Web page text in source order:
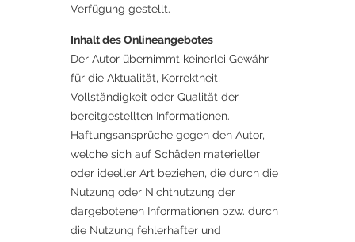
Verfügung gestellt.
Inhalt des Onlineangebotes
Der Autor übernimmt keinerlei Gewähr
für die Aktualität, Korrektheit,
Vollständigkeit oder Qualität der
bereitgestellten Informationen.
Haftungsansprüche gegen den Autor,
welche sich auf Schäden materieller
oder ideeller Art beziehen, die durch die
Nutzung oder Nichtnutzung der
dargebotenen Informationen bzw. durch
die Nutzung fehlerhafter und